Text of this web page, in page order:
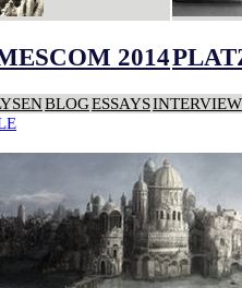
2014
BLOGESSAYS